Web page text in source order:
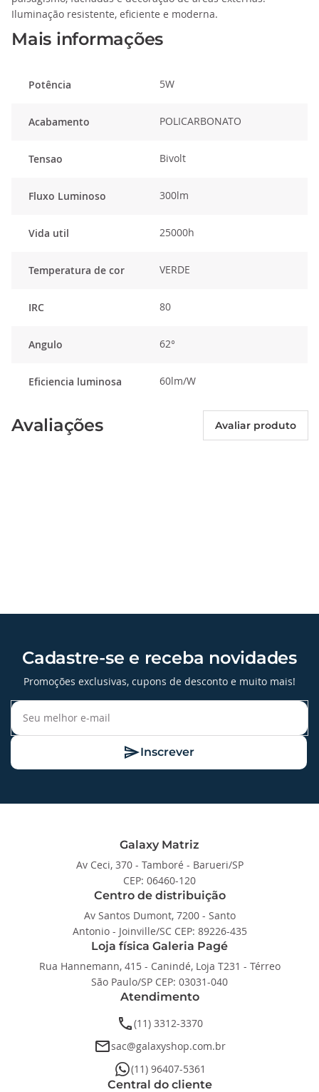
Iluminação resistente, eficiente e moderna.
Mais informações
Potência 5W
Acabamento POLICARBONATO
Tensao Bivolt
Fluxo Luminoso 300lm
Vida util 25000h
Temperatura de cor VERDE
IRC 80
Angulo 62°
Eficiencia luminosa 60lm/W
Avaliações Avaliar produto
Cadastre-se e receba novidades
Promoções exclusivas, cupons de desconto e muito mais!
Inscrever
Galaxy Matriz
Av Ceci, 370 - Tamboré - Barueri/SP
CEP: 06460-120
Centro de distribuição
Av Santos Dumont, 7200 - Santo
Antonio - Joinville/SC CEP: 89226-435
Loja física Galeria Pagé
Rua Hannemann, 415 - Canindé, Loja T231 - Térreo
São Paulo/SP CEP: 03031-040
Atendimento
phone(11) 3312-3370
emailsac@galaxyshop.com.br
whatsapp(11) 96407-5361
Central do cliente